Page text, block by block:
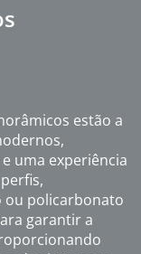
estão a
uma experiência
ou policarbonato
garantir a